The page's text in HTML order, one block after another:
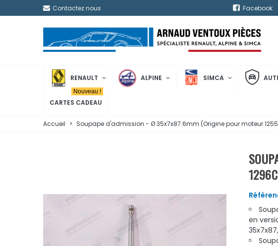
Contactez nous Facebook
RENAULT ALPINE SIMCA
CARTES CADEAU
Nouveau !
Accueil > Soupape d'admission - Ø 35x7x87.6mm (Origine pour moteur
en